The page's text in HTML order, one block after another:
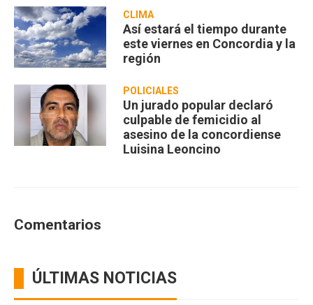
CLIMA
Así estará el tiempo durante
este viernes en Concordia y la
región
POLICIALES
Un jurado popular declaró
culpable de femicidio al
asesino de la concordiense
Luisina Leoncino
Comentarios
ÚLTIMAS NOTICIAS